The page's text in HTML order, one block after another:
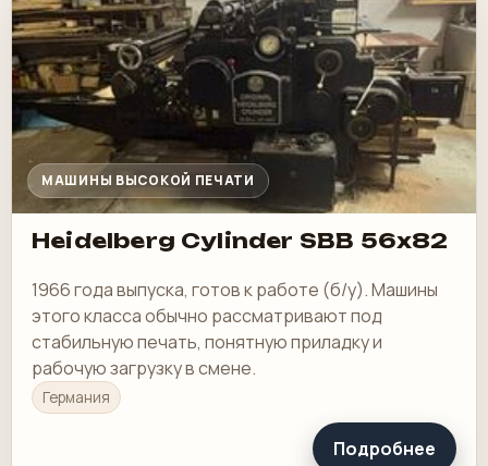
МАШИНЫ ВЫСОКОЙ ПЕЧАТИ
Heidelberg Cylinder SBB 56x82
1966 года выпуска, готов к работе (б/у). Машины
этого класса обычно рассматривают под
стабильную печать, понятную приладку и
рабочую загрузку в смене.
Германия
Подробнее